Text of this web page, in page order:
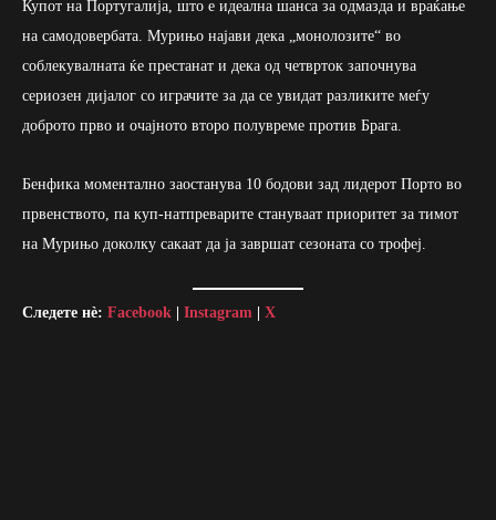
Купот на Португалија, што е идеална шанса за одмазда и враќање
на самодовербата. Мурињо најави дека „монолозите“ во
соблекувалната ќе престанат и дека од четврток започнува
сериозен дијалог со играчите за да се увидат разликите меѓу
доброто прво и очајното второ полувреме против Брага.
Бенфика моментално заостанува 10 бодови зад лидерот Порто во
првенството, па куп-натпреварите стануваат приоритет за тимот
на Мурињо доколку сакаат да ја завршат сезоната со трофеј.
Следете нè: Facebook | Instagram | X